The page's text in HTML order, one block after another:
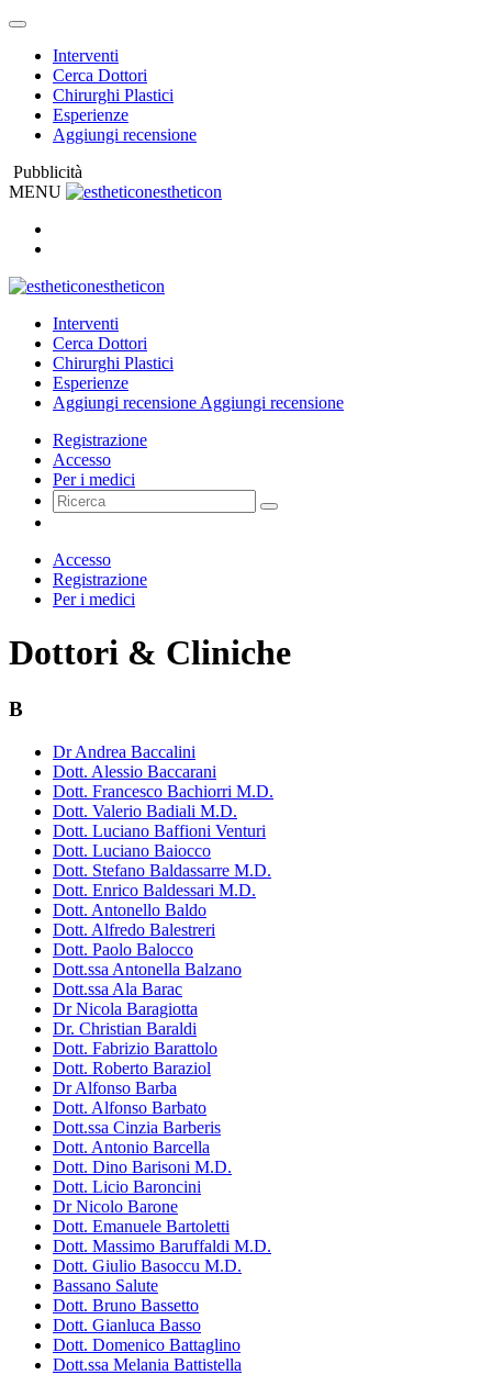
Interventi
Cerca Dottori
Chirurghi Plastici
Esperienze
Aggiungi recensione
Pubblicità
MENU
estheticon
estheticon
Interventi
Cerca Dottori
Chirurghi Plastici
Esperienze
Aggiungi recensione Aggiungi recensione
Registrazione
Accesso
Per i medici
Accesso
Registrazione
Per i medici
Dottori & Cliniche
B
Dr Andrea Baccalini
Dott. Alessio Baccarani
Dott. Francesco Bachiorri M.D.
Dott. Valerio Badiali M.D.
Dott. Luciano Baffioni Venturi
Dott. Luciano Baiocco
Dott. Stefano Baldassarre M.D.
Dott. Enrico Baldessari M.D.
Dott. Antonello Baldo
Dott. Alfredo Balestreri
Dott. Paolo Balocco
Dott.ssa Antonella Balzano
Dott.ssa Ala Barac
Dr Nicola Baragiotta
Dr. Christian Baraldi
Dott. Fabrizio Barattolo
Dott. Roberto Baraziol
Dr Alfonso Barba
Dott. Alfonso Barbato
Dott.ssa Cinzia Barberis
Dott. Antonio Barcella
Dott. Dino Barisoni M.D.
Dott. Licio Baroncini
Dr Nicolo Barone
Dott. Emanuele Bartoletti
Dott. Massimo Baruffaldi M.D.
Dott. Giulio Basoccu M.D.
Bassano Salute
Dott. Bruno Bassetto
Dott. Gianluca Basso
Dott. Domenico Battaglino
Dott.ssa Melania Battistella